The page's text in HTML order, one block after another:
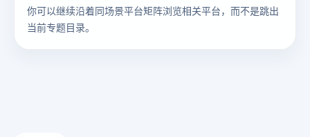
你可以继续沿着同场景平台矩阵浏览相关平台，而不是跳出
当前专题目录。